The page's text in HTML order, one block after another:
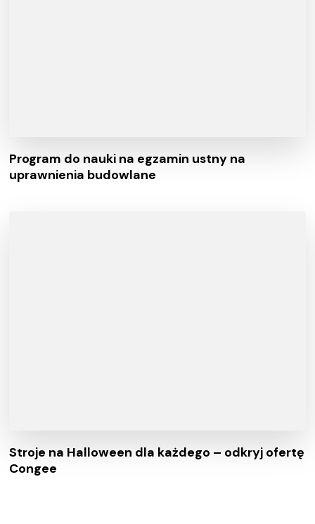
Program do nauki na egzamin ustny na
uprawnienia budowlane
Stroje na Halloween dla każdego – odkryj ofertę
Congee